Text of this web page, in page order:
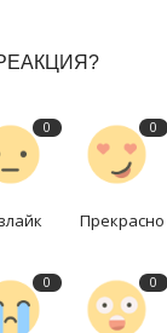
0 0
Прекрасно
0 0